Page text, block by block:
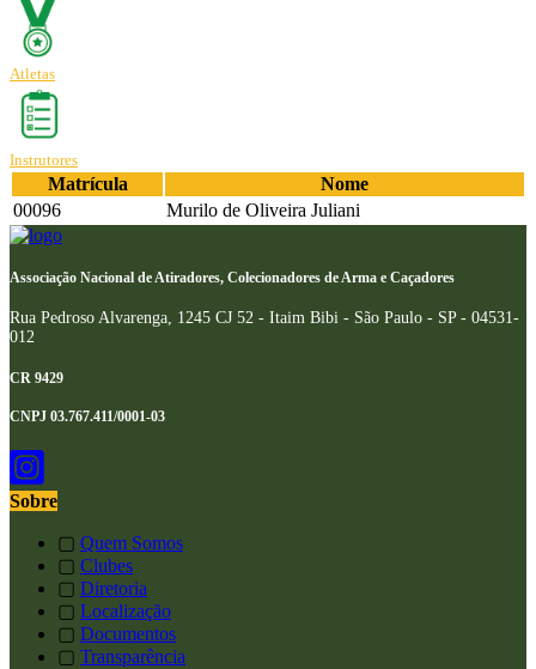
Atletas
Instrutores
Matrícula
Nome
00096
Murilo de Oliveira Juliani
Associação Nacional de Atiradores, Colecionadores de Arma e Caçadores
Rua Pedroso Alvarenga, 1245 CJ 52 - Itaim Bibi - São Paulo - SP - 04531-
012
CR 9429
CNPJ 03.767.411/0001-03
Sobre
▢ Quem Somos
▢ Clubes
▢ Diretoria
▢ Localização
▢ Documentos
▢ Transparência